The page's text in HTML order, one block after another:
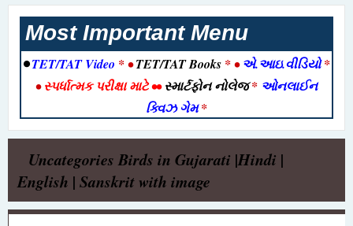
Most Important Menu
•TET/TAT Video * •TET/TAT Books * •એ.આઇ.વીડિયો*
•સ્પર્ધાત્મક પરીક્ષા માટે••સ્માર્ટફોન નોલેજ* ઓનલાઈન
ક્વિઝ ગેમ*
Uncategories Birds in Gujarati |Hindi |
English | Sanskrit with image